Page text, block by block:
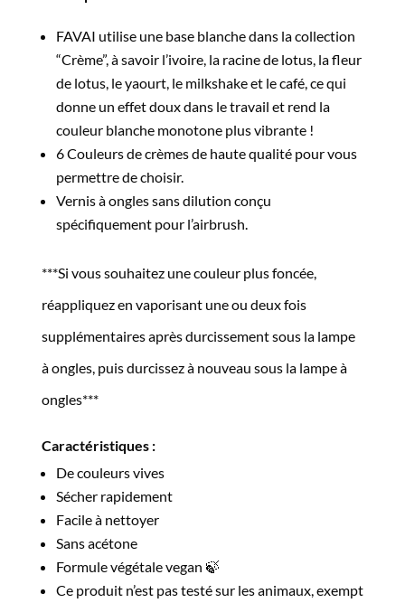
FAVAI utilise une base blanche dans la collection
“Crème”, à savoir l’ivoire, la racine de lotus, la fleur
de lotus, le yaourt, le milkshake et le café, ce qui
donne un effet doux dans le travail et rend la
couleur blanche monotone plus vibrante !
6 Couleurs de crèmes de haute qualité pour vous
permettre de choisir.
Vernis à ongles sans dilution conçu
spécifiquement pour l’airbrush.
***Si vous souhaitez une couleur plus foncée,
réappliquez en vaporisant une ou deux fois
supplémentaires après durcissement sous la lampe
à ongles, puis durcissez à nouveau sous la lampe à
ongles***
Caractéristiques :
De couleurs vives
Sécher rapidement
Facile à nettoyer
Sans acétone
Formule végétale vegan 🍃
Ce produit n’est pas testé sur les animaux, exempt